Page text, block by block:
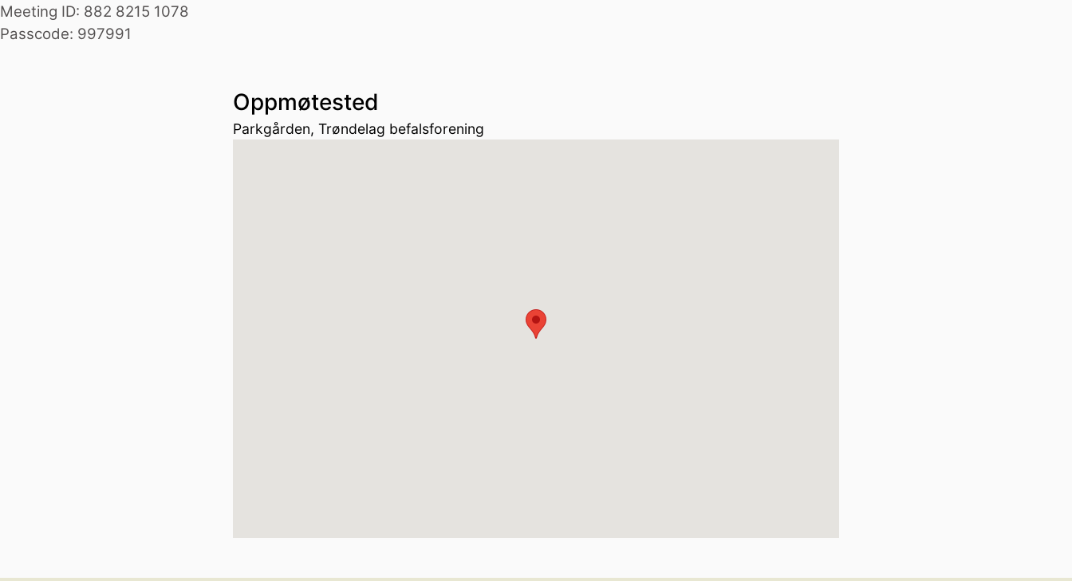
Meeting ID: 882 8215 1078
Passcode: 997991
Oppmøtested
Parkgården, Trøndelag befalsforening